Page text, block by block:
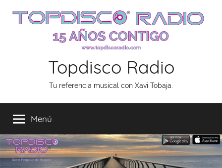
Topdisco Radio
Tu referencia musical con Xavi Tobaja.
Menú